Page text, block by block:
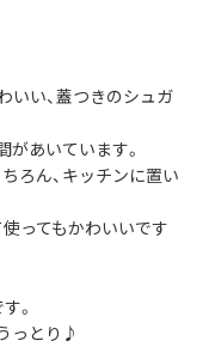
いい、蓋つきのシュガ
あいています。
ろん、キッチンに置い
ってもかわいいです
。
っとり♪